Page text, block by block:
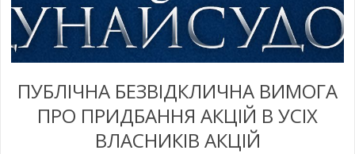
ПУБЛІЧНА БЕЗВІДКЛИЧНА ВИМОГА
ПРО ПРИДБАННЯ АКЦІЙ В УСІХ
ВЛАСНИКІВ АКЦІЙ